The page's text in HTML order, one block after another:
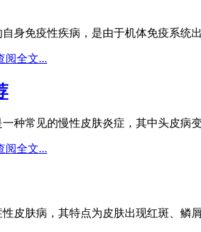
身免疫性疾病，是由于机体免疫系统
阅全文...
种常见的慢性皮肤炎症，其中头皮病
阅全文...
皮肤病，其特点为皮肤出现红斑、鳞